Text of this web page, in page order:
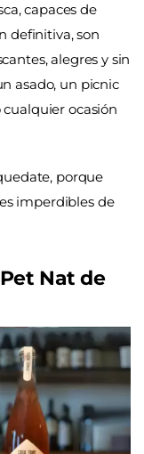
capaces de
definitiva, son
alegres y sin
asado, un picnic
ocasión
porque
imperdibles de
Nat de